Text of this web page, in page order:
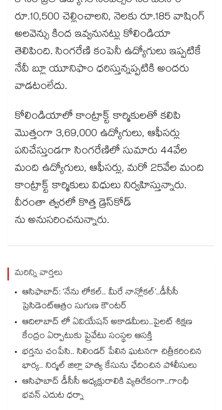
రూ.10,500 చెల్లించాలని, నెలకు రూ.185 వాషింగ్​
అలవెన్సు కింద ఇవ్వనునట్లు కోలిండియా
తెలిపింది. సింగరేణి కంపెనీ ఉద్యోగులు ఇప్పటికే
నేవీ బ్లూ యూనిఫాం ధరిస్తున్నప్పటికి అందరు
వాడటంలేదు.
కోలిండియాలో కాంట్రాక్ట్​ కార్మికులతో కలిపి
మొత్తంగా 3,69,000 ఉద్యోగులు, ఆఫీసర్లు
పనిచేస్తుండగా సింగరేణిలో సుమారు 44వేల
మంది ఉద్యోగులు, ఆఫీసర్లు, మరో 25వేల మంది
కాంట్రాక్ట్​ కార్మికులు విధులు నిర్వహిస్తున్నారు.
వీరంతా త్వరలో కొత్త డ్రెస్​కోడ్​
ను అనుసరించనున్నారు.
మరిన్ని వార్తలు
ఆసిఫాబాద్: ‘నేను లోకల్.. మీరే నాన్లోకల్’..డీసీసీ
ప్రెసిడెంట్ఆత్రం సుగుణ కౌంటర్
ఆదిలాబాద్ లో ఏవియేషన్ అకాడమీలు..పైలట్ శిక్షణ
కేంద్రం ఏర్పాటుకు ప్రైవేటు సంస్థల ఆసక్తి
భర్తను చంపేసి.. సిలిండర్ పేలిన ఘటనగా చిత్రీకరించిన
భార్య.. నిర్మల్ జిల్లా హత్య కేసును ఛేదించిన పోలీసులు
ఆసిఫాబాద్ డీసీసీ అధ్యక్షురాలికి వ్యతిరేకంగా..గాంధీ
భవన్ ఎదుట ధర్నా